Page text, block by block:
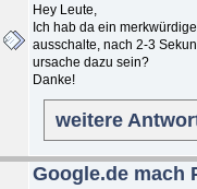
Hey Leute,
Ich hab da ein
ausschalte, nach 2-3
ursache dazu sein?
Danke!
weitere
Google.de mach